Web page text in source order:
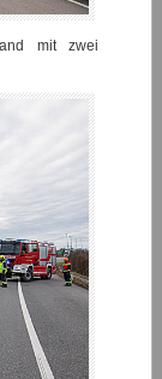
mit zwei